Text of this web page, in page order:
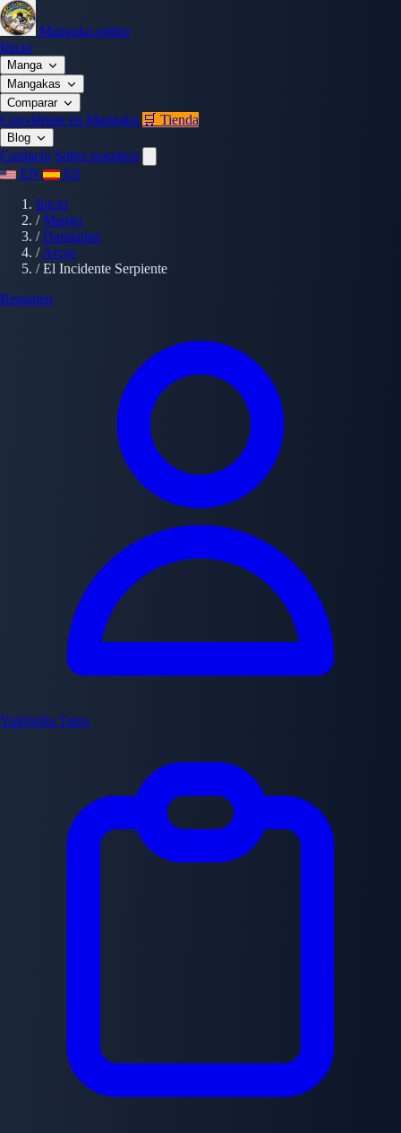
Mangaka.online
Inicio
Manga
Mangakas
Comparar
Conviértete en Mangaka 🛒 Tienda
Blog
Contacto Sobre nosotros
EN
ES
Inicio
/ Manga
/ Dandadan
/ Arcos
/ El Incidente Serpiente
Resumen
Yukinobu Tatsu